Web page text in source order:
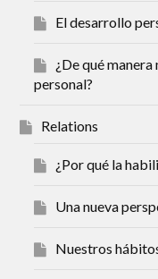
El desarrollo
¿De qué
personal?
Relations
¿Por qué la
Una nueva
Nuestros